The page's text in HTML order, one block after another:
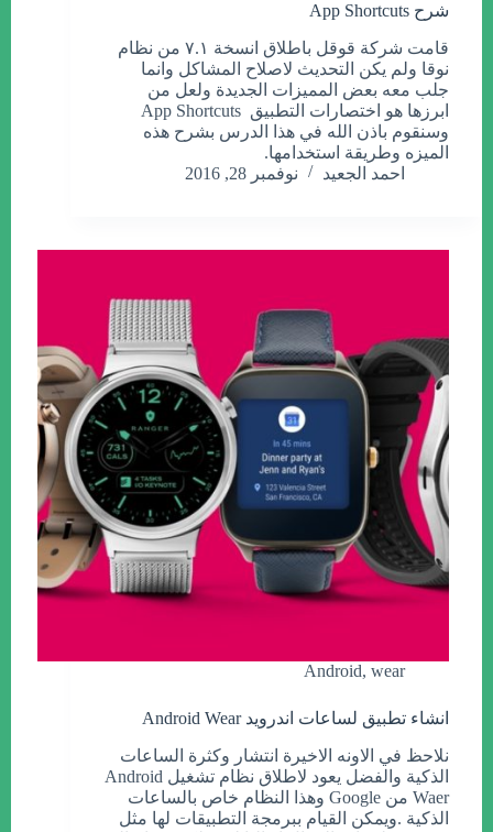
شرح App Shortcuts
قامت شركة قوقل باطلاق انسخة ٧.١ من نظام
نوقا ولم يكن التحديث لاصلاح المشاكل وانما
جلب معه بعض المميزات الجديدة ولعل من
ابرزها هو اختصارات التطبيق App Shortcuts
وسنقوم باذن الله في هذا الدرس بشرح هذه
الميزه وطريقة استخدامها.
احمد الجعيد
نوفمبر 28, 2016
Android, wear
انشاء تطبيق لساعات اندرويد Android Wear
نلاحظ في الاونه الاخيرة انتشار وكثرة الساعات
الذكية والفضل يعود لاطلاق نظام تشغيل Android
Waer من Google وهذا النظام خاص بالساعات
الذكية .ويمكن القيام ببرمجة التطبيقات لها مثل